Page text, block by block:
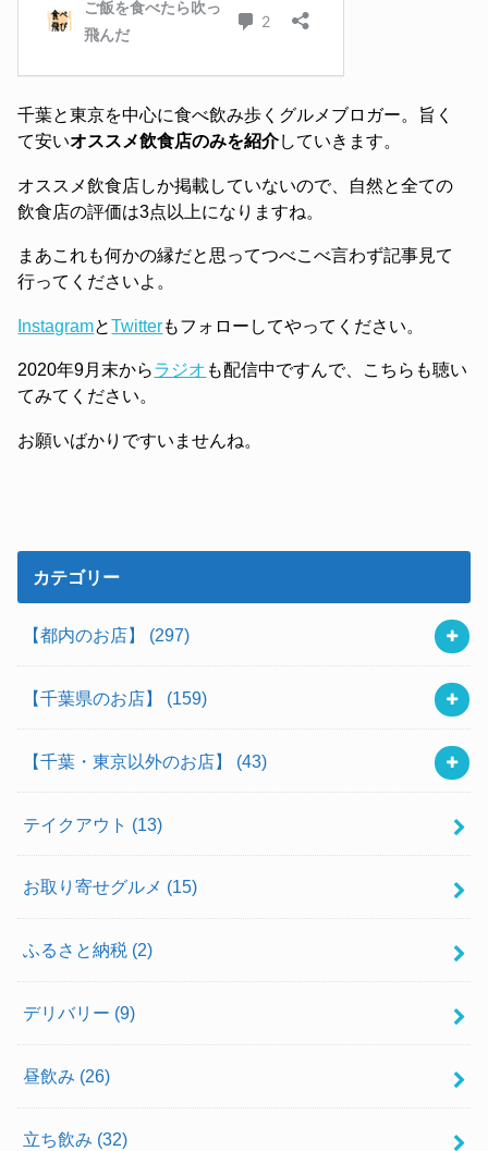
千葉と東京を中心に食べ飲み歩くグルメブロガー。旨く
て安いオススメ飲食店のみを紹介していきます。
オススメ飲食店しか掲載していないので、自然と全ての
飲食店の評価は3点以上になりますね。
まあこれも何かの縁だと思ってつべこべ言わず記事見て
行ってくださいよ。
InstagramとTwitterもフォローしてやってください。
2020年9月末からラジオ も配信中ですんで、こちらも聴い
てみてください。
お願いばかりですいませんね。
カテゴリー
【都内のお店】 (297)
【千葉県のお店】 (159)
【千葉・東京以外のお店】 (43)
テイクアウト (13)
お取り寄せグルメ (15)
ふるさと納税 (2)
デリバリー (9)
昼飲み (26)
立ち飲み (32)